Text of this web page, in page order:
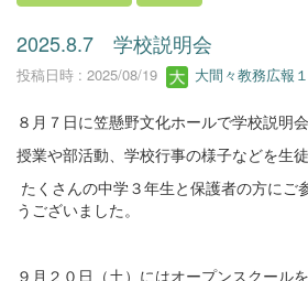
2025.8.7 学校説明会
投稿日時 : 2025/08/19 大間々教務広報１
８月７日に笠懸野文化ホールで学校説明
授業や部活動、学校行事の様子などを生
たくさんの中学３年生と保護者の方にご
うございました。
９月２０日（土）にはオープンスクールを